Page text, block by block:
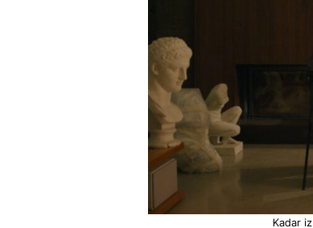
Kadar